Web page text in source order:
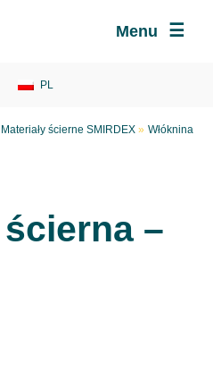
Menu
Materiały ścierne SMIRDEX » Włóknina
–